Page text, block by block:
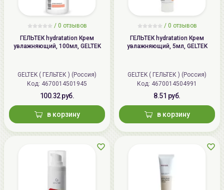
/ 0 отзывов
ГЕЛЬТЕК hydratation Крем
увлажняющий, 100мл, GELTEK
GELTEK ( ГЕЛЬТЕК ) (Россия)
Код: 4670014501945
100.32 руб.
в корзину
/ 0 отзывов
ГЕЛЬТЕК hydratation Крем
увлажняющий, 5мл, GELTEK
GELTEK ( ГЕЛЬТЕК ) (Россия)
Код: 4670014504991
8.51 руб.
в корзину